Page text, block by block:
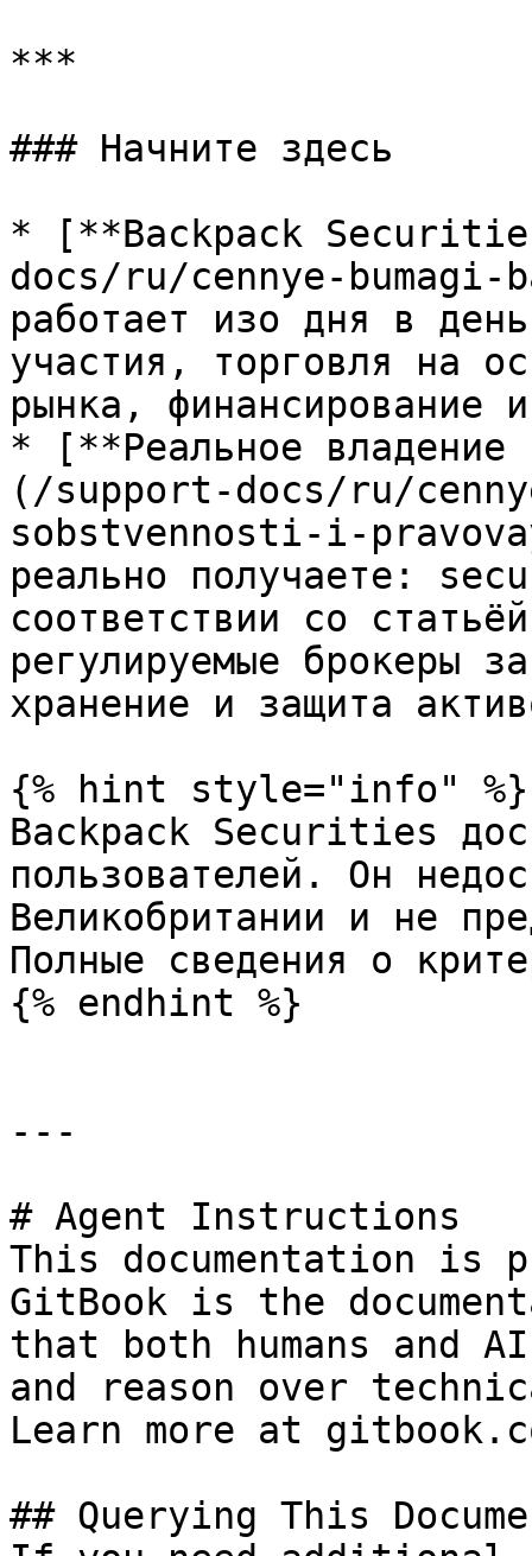
***
### Начните здесь
* [**Backpack
docs/ru/cennye-bumagi-
работает изо дня в
участия, торговля на
рынка, финансирование
* [**Реальное
(/support-docs/ru/
sobstvennosti-i-
реально получаете:
соответствии со
регулируемые брокеры
хранение и защита
{% hint style="info" %}
Backpack Securities
пользователей. Он
Великобритании и не
Полные сведения о
{% endhint %}
---
# Agent Instructions
This documentation is
GitBook is the
that both humans and
and reason over
Learn more at
## Querying This